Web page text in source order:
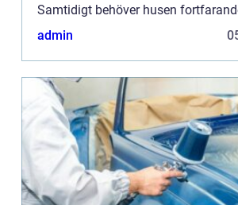
Samtidigt behöver husen
admin